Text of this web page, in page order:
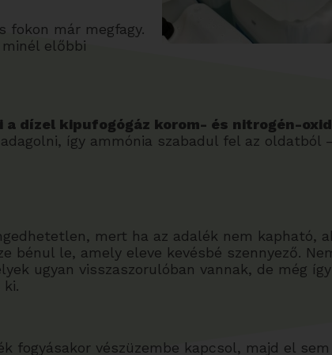
fokon már megfagy.
előbbi
dízel kipufogógáz korom- és nitrogén-
így ammónia szabadul fel az oldatból
mert ha az adalék nem kapható,
bénul le, amely eleve kevésbé szennyező.
ugyan visszaszorulóban vannak, de még
fogyásakor vészüzembe kapcsol, majd el